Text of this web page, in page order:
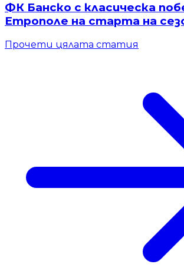
ФК Банско с класическа
Етрополе на старта на
Прочети цялата статия